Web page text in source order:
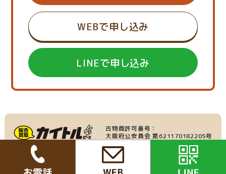
WEBで申し込み
LINEで申し込み
家具・家電の買取
古物商許可番号：
大阪府公安員会 第621170182205号
大阪府許可番号 第219695号